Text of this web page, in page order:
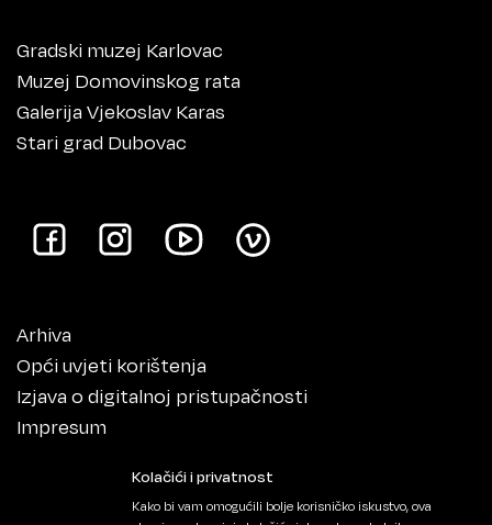
Gradski muzej Karlovac
Muzej Domovinskog rata
Galerija Vjekoslav Karas
Stari grad Dubovac
Arhiva
Opći uvjeti korištenja
Izjava o digitalnoj pristupačnosti
Impresum
Kolačići i privatnost
Kako bi vam omogućili bolje korisničko iskustvo, ova